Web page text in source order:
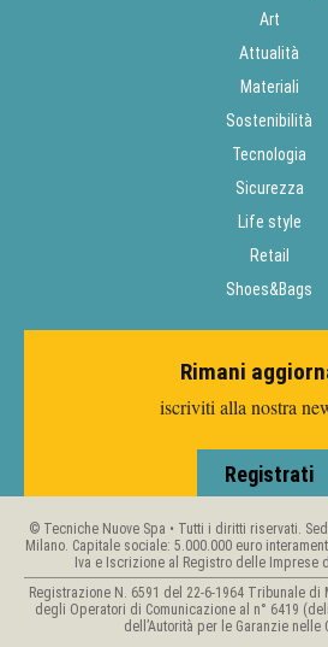
Art
Attualità
Materiali
Sostenibilità
Tecnologia
Sicurezza
Life style
Retail
Shoes&Bags
Rimani
iscriviti alla nostra
Registrati
© Tecniche Nuove Spa • Tutti i diritti riservati.
Milano. Capitale sociale: 5.000.000 euro
Iva e Iscrizione al Registro delle Imprese
Registrazione N. 6591 del 22-6-1964 Tribunale di
degli Operatori di Comunicazione al n° 6419
dell’Autorità per le Garanzie nelle